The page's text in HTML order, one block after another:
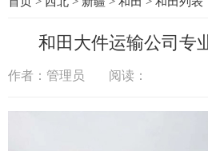
和田大件运输公司专
作者：管理员 阅读：